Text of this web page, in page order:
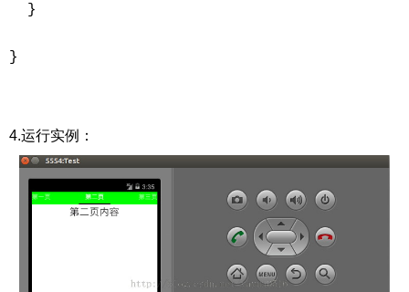
  }
}
4.运行实例：